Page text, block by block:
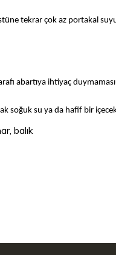
tekrar çok az portakal
abartıya ihtiyaç
soğuk su ya da hafif bir
balık